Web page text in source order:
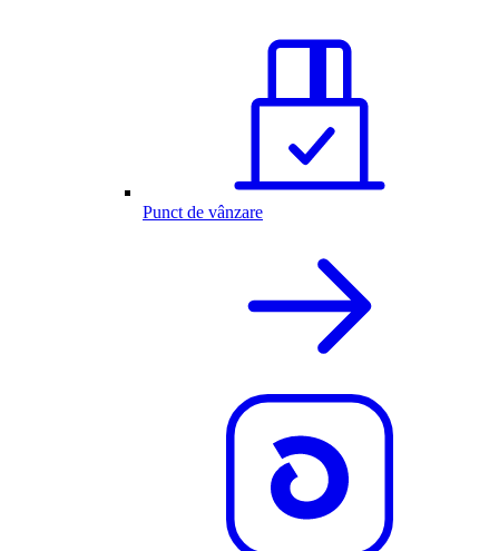
Punct de vânzare